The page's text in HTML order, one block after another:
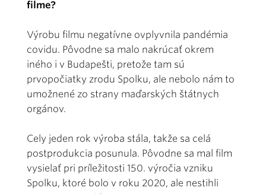
filme?
Výrobu filmu negatívne ovplyvnila pandémia
covidu. Pôvodne sa malo nakrúcať okrem
iného i v Budapešti, pretože tam sú
prvopočiatky zrodu Spolku, ale nebolo nám to
umožnené zo strany maďarských štátnych
orgánov.
Cely jeden rok výroba stála, takže sa celá
postprodukcia posunula. Pôvodne sa mal film
vysielať pri príležitosti 150. výročia vzniku
Spolku, ktoré bolo v roku 2020, ale nestihli